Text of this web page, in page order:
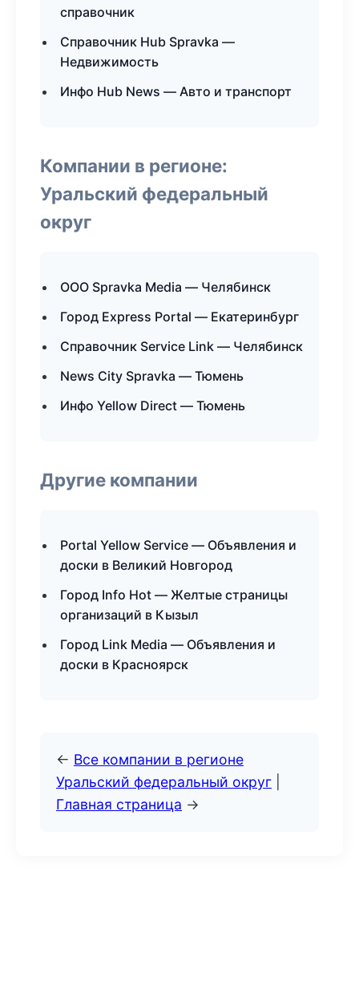
справочник
Справочник Hub Spravka —
Недвижимость
Инфо Hub News — Авто и транспорт
Компании в регионе:
Уральский федеральный
округ
ООО Spravka Media — Челябинск
Город Express Portal — Екатеринбург
Справочник Service Link — Челябинск
News City Spravka — Тюмень
Инфо Yellow Direct — Тюмень
Другие компании
Portal Yellow Service — Объявления и
доски в Великий Новгород
Город Info Hot — Желтые страницы
организаций в Кызыл
Город Link Media — Объявления и
доски в Красноярск
← Все компании в регионе
Уральский федеральный округ
Главная страница →